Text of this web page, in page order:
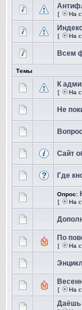
[ На
[ На
Всем
Темы
К
[ На
Не
Сайт
Где
Опрос:
[ На
По
[ На
[ На
Даёшь